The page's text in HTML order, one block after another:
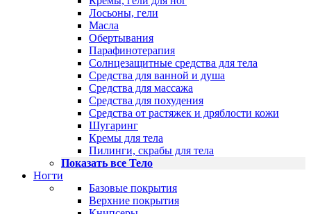
Лосьоны, гели
Масла
Обертывания
Парафинотерапия
Солнцезащитные средства для тела
Средства для ванной и душа
Средства для массажа
Средства для похудения
Средства от растяжек и дряблости кожи
Шугаринг
Кремы для тела
Пилинги, скрабы для тела
Показать все Тело
Ногти
Базовые покрытия
Верхние покрытия